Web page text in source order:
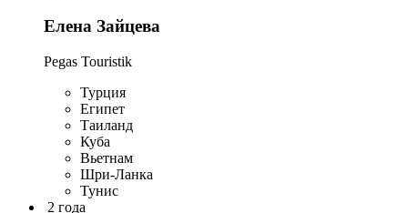
Елена Зайцева
Pegas Touristik
Турция
Египет
Таиланд
Куба
Вьетнам
Шри-Ланка
Тунис
2 года